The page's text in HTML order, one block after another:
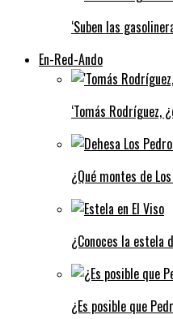
‘Suben las
En-Red-Ando
‘Tomás Rodríguez,
¿Qué montes de
¿Conoces la estela
¿Es posible que